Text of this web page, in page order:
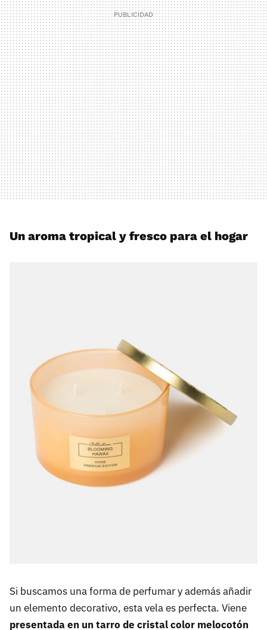
Un aroma tropical y fresco para el hogar
Si buscamos una forma de perfumar y además añadir
un elemento decorativo, esta vela es perfecta. Viene
presentada en un tarro de cristal color melocotón